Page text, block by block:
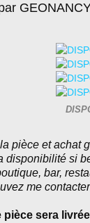
pièce et achat
disponibilité si
bar,
me
pièce sera